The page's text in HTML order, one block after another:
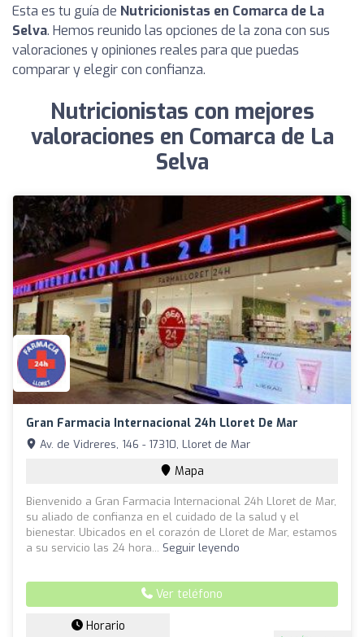
Esta es tu guía de Nutricionistas en Comarca de La
Selva. Hemos reunido las opciones de la zona con sus
valoraciones y opiniones reales para que puedas
comparar y elegir con confianza.
Nutricionistas con mejores
valoraciones en Comarca de La
Selva
Gran Farmacia Internacional 24h Lloret De Mar
Av. de Vidreres, 146 - 17310, Lloret de Mar
Mapa
Bienvenido a Gran Farmacia Internacional 24h Lloret de Mar,
su aliado de confianza en el cuidado de la salud y el
bienestar. Ubicados en el corazón de Lloret de Mar, estamos
a su servicio las 24 hora... Seguir leyendo
Ver teléfono
Horario